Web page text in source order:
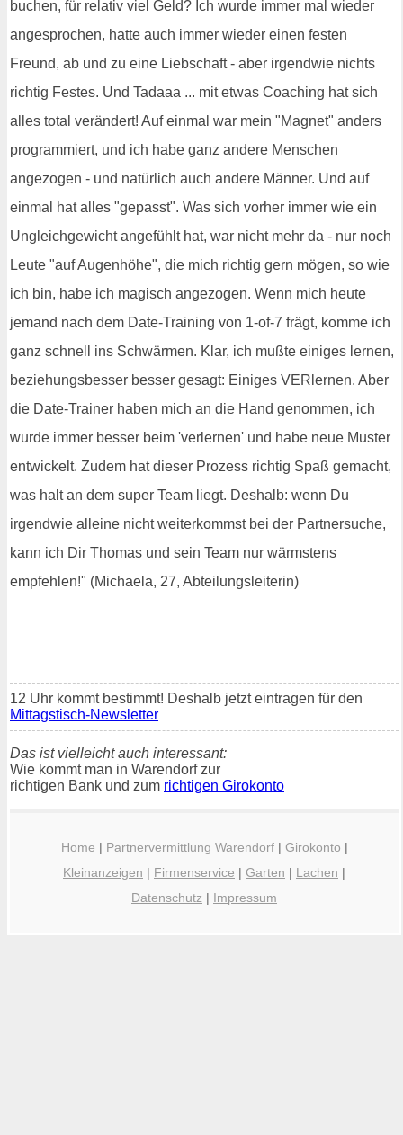
buchen, für relativ viel Geld? Ich wurde immer mal wieder
angesprochen, hatte auch immer wieder einen festen
Freund, ab und zu eine Liebschaft - aber irgendwie nichts
richtig Festes. Und Tadaaa ... mit etwas Coaching hat sich
alles total verändert! Auf einmal war mein "Magnet" anders
programmiert, und ich habe ganz andere Menschen
angezogen - und natürlich auch andere Männer. Und auf
einmal hat alles "gepasst". Was sich vorher immer wie ein
Ungleichgewicht angefühlt hat, war nicht mehr da - nur noch
Leute "auf Augenhöhe", die mich richtig gern mögen, so wie
ich bin, habe ich magisch angezogen. Wenn mich heute
jemand nach dem Date-Training von 1-of-7 frägt, komme ich
ganz schnell ins Schwärmen. Klar, ich mußte einiges lernen,
beziehungsbesser besser gesagt: Einiges VERlernen. Aber
die Date-Trainer haben mich an die Hand genommen, ich
wurde immer besser beim 'verlernen' und habe neue Muster
entwickelt. Zudem hat dieser Prozess richtig Spaß gemacht,
was halt an dem super Team liegt. Deshalb: wenn Du
irgendwie alleine nicht weiterkommst bei der Partnersuche,
kann ich Dir Thomas und sein Team nur wärmstens
empfehlen!" (Michaela, 27, Abteilungsleiterin)
12 Uhr kommt bestimmt! Deshalb jetzt eintragen für den
Mittagstisch-Newsletter
Das ist vielleicht auch interessant:
Wie kommt man in Warendorf zur
richtigen Bank und zum richtigen Girokonto
Home | Partnervermittlung Warendorf| Girokonto |
Kleinanzeigen | Firmenservice | Garten | Lachen |
Datenschutz | Impressum